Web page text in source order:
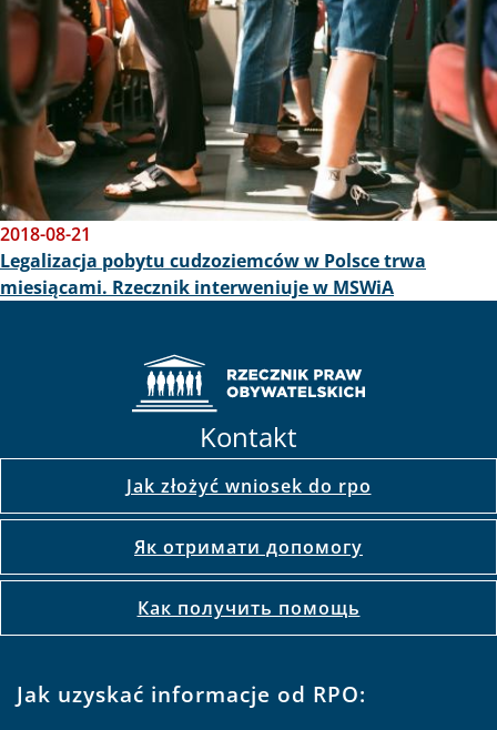
2018-08-21
Legalizacja pobytu cudzoziemców w Polsce trwa
miesiącami. Rzecznik interweniuje w MSWiA
Kontakt
Jak złożyć wniosek do rpo
Як отримати допомогу
Как получить помощь
Jak uzyskać informacje od RPO: